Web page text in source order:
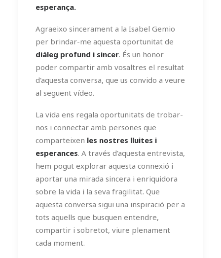
esperança.
Agraeixo sincerament a la Isabel Gemio
per brindar-me aquesta oportunitat de
diàleg profund i sincer. És un honor
poder compartir amb vosaltres el resultat
d'aquesta conversa, que us convido a veure
al següent vídeo.
La vida ens regala oportunitats de trobar-
nos i connectar amb persones que
comparteixen les nostres lluites i
esperances. A través d'aquesta entrevista,
hem pogut explorar aquesta connexió i
aportar una mirada sincera i enriquidora
sobre la vida i la seva fragilitat. Que
aquesta conversa sigui una inspiració per a
tots aquells que busquen entendre,
compartir i sobretot, viure plenament
cada moment.